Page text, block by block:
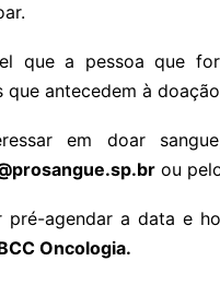
que a pessoa que
que antecedem à
em doar
ou
pré-agendar a data e
Oncologia.